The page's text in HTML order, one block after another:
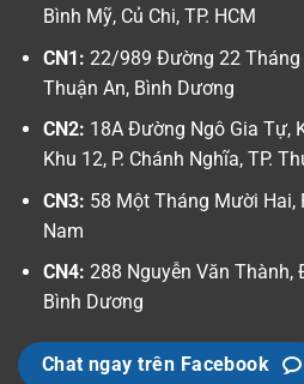
Bình Mỹ, Củ Chi, TP. HCM
CN1: 22/989 Đường 22 Tháng
Thuận An, Bình Dương
CN2: 18A Đường Ngô Gia Tự,
Khu 12, P. Chánh Nghĩa, TP.
CN3: 58 Một Tháng Mười Hai,
Nam
CN4: 288 Nguyễn Văn Thành,
Bình Dương
Chat ngay trên Facebook